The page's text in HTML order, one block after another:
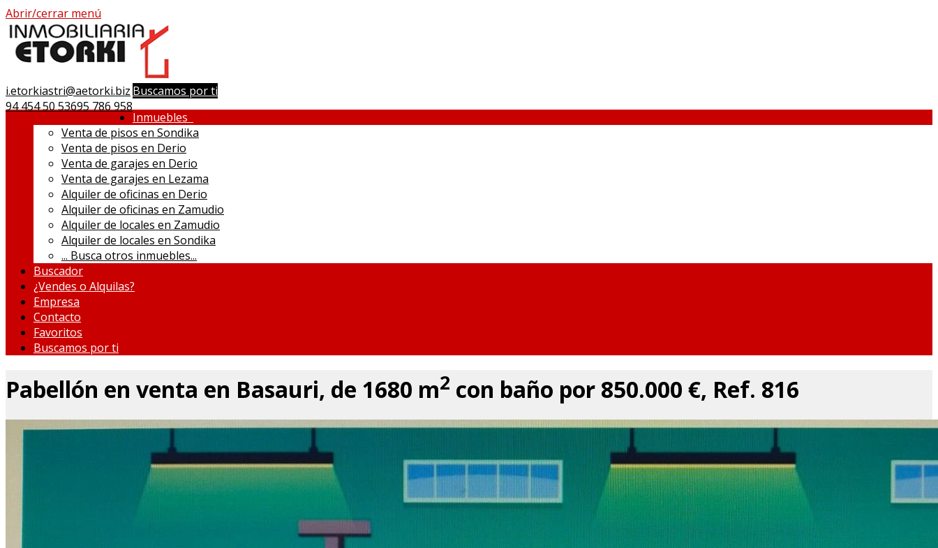
Abrir/cerrar menú
i.etorkiastri@aetorki.biz
94 454 50 53695 786 958
Buscamos por ti
Inmuebles
Venta de pisos en Sondika
Venta de pisos en Derio
Venta de garajes en Derio
Venta de garajes en Lezama
Alquiler de oficinas en Derio
Alquiler de oficinas en Zamudio
Alquiler de locales en Zamudio
Alquiler de locales en Sondika
... Busca otros inmuebles...
Buscador
¿Vendes o Alquilas?
Empresa
Contacto
Favoritos
Buscamos por ti
Pabellón en venta en Basauri, de 1680 m2 con baño por 850.000 €, Ref. 816